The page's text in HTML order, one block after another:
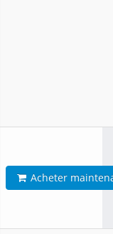
Acheter